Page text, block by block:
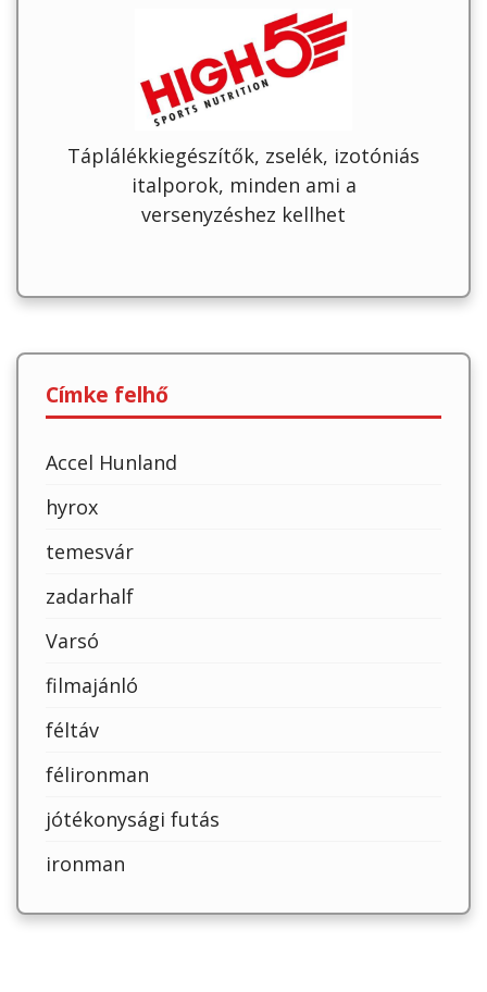
Táplálékkiegészítők, zselék, izotóniás
italporok, minden ami a
versenyzéshez kellhet
Címke felhő
Accel Hunland
hyrox
temesvár
zadarhalf
Varsó
filmajánló
féltáv
félironman
jótékonysági futás
ironman